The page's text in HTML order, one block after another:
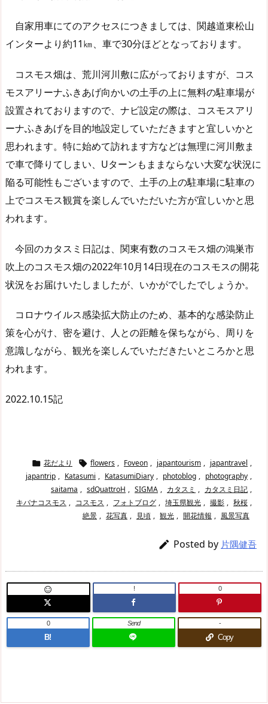
自家用車にてのアクセスにつきましては、関越道東松山
インターより約11㎞、車で30分ほどとなっております。
コスモス畑は、荒川河川敷に広がっておりますが、コス
モスアリーナふきあげ向かいの土手の上に無料の駐車場が
設置されておりますので、ナビ設定の際は、コスモスアリ
ーナふきあげを目的地設定していただきますと宜しいかと
思われます。特に始めて訪れます方などは無理に河川敷ま
で車で降りてしまい、Uターンもままならない大変な状況に
陥る可能性もございますので、土手の上の駐車場に駐車の
上でコスモス観賞を楽しんでいただいた方が宜しいかと思
われます。
今回のカタスミ日記は、関東有数のコスモス畑の鴻巣市
吹上のコスモス畑の2022年10月14日現在のコスモスの開花
状況をお届けいたしましたが、いかがでしたでしょうか。
コロナウイルス感染拡大防止のため、基本的な感染防止
策を心がけ、密を避け、人との距離を保ちながら、周りを
意識しながら、観光を楽しんでいただきたいところかと思
われます。
2022.10.15記
 花だより  flowers , Foveon , japantourism , japantravel ,
japantrip , Katasumi , KatasumiDiary , photoblog , photography ,
saitama , sdQuattroH , SIGMA , カタスミ , カタスミ日記 ,
キバナコスモス , コスモス , フォトブログ , 埼玉県観光 , 撮影 , 秋桜 ,
絶景 , 花写真 , 見頃 , 観光 , 開花情報 , 風景写真
 Posted by 片隅健吾
 ! 0
B!
0 Send
Copy
-